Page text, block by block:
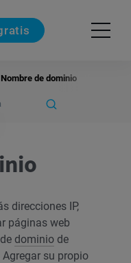
Nombre de dominio
direcciones IP,
páginas web
dominio de
Agregar su propio